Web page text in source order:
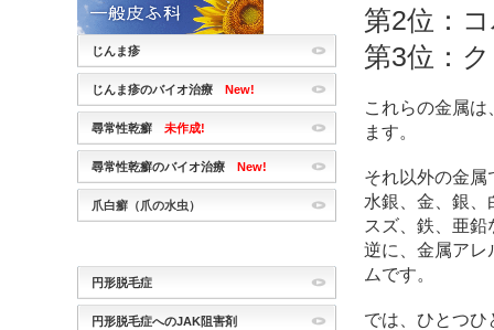
第2位：
第3位：
これらの金属
ます。
それ以外の金属
水銀、金、銀
スズ、鉄、亜鉛
逆に、金属アレ
ムです。
では、ひとつ
じんま疹
じんま疹のバイオ治療 New!
尋常性乾癬 未作成!
尋常性乾癬のバイオ治療 New!
爪白癬（爪の水虫）
円形脱毛症
円形脱毛症へのJAK阻害剤